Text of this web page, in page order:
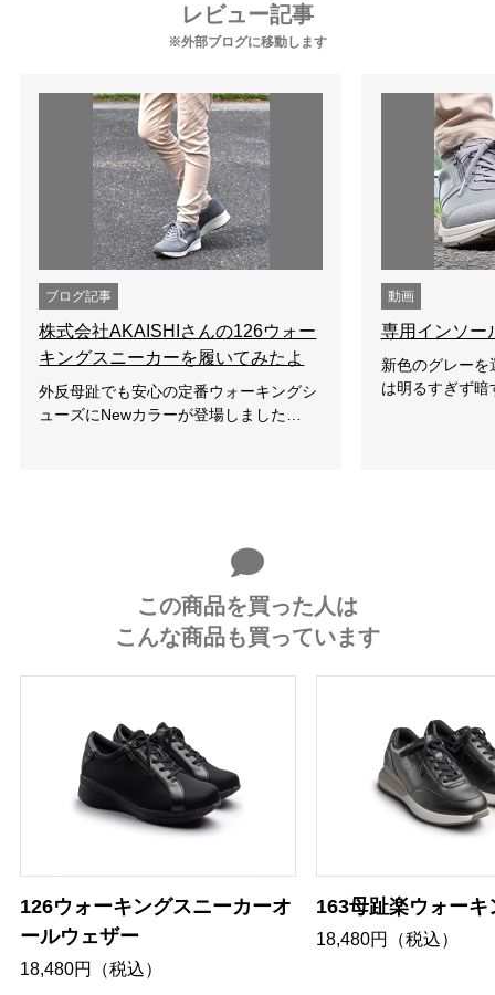
レビュー記事
※外部ブログに移動します
ブログ記事
株式会社AKAISHIさんの126ウォー
キングスニーカーを履いてみたよ
外反母趾でも安心の定番ウォーキングシ
ューズにNewカラーが登場しました…
動画
専用インソー
新色のグレー
は明るすぎず
この商品を買った人は
こんな商品も買っています
126ウォーキングスニーカーオ
ールウェザー
18,480円（税込）
163母趾楽ウォーキ
18,480円（税込）